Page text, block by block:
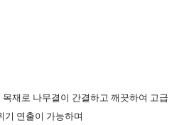
재로 나무결이 간결하고 깨끗하여 고급
기 연출이 가능하며